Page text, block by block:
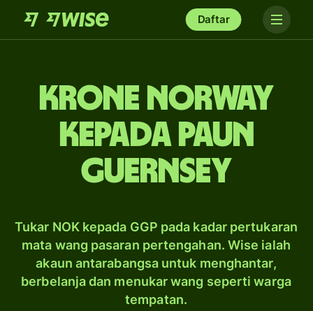
Daftar
krone Norway
kepada paun
Guernsey
Tukar NOK kepada GGP pada kadar pertukaran
mata wang pasaran pertengahan. Wise ialah
akaun antarabangsa untuk menghantar,
berbelanja dan menukar wang seperti warga
tempatan.